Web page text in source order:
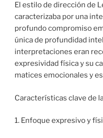
El estilo de dirección de
caracterizaba por una
profundo compromiso
única de profundidad
interpretaciones eran
expresividad física y su
matices emocionales y
Características clave de
1. Enfoque expresivo y